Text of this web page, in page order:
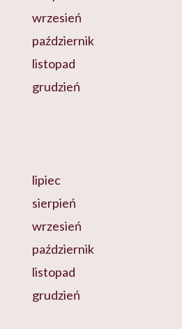
wrzesień
październik
listopad
grudzień
lipiec
sierpień
wrzesień
październik
listopad
grudzień